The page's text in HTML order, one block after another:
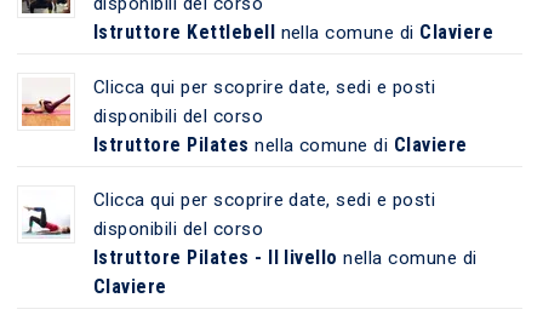
Istruttore Kettlebell nella comune di Claviere
Clicca qui per scoprire date, sedi e posti
disponibili del corso
Istruttore Pilates nella comune di Claviere
Clicca qui per scoprire date, sedi e posti
disponibili del corso
Istruttore Pilates - II livello nella comune di
Claviere